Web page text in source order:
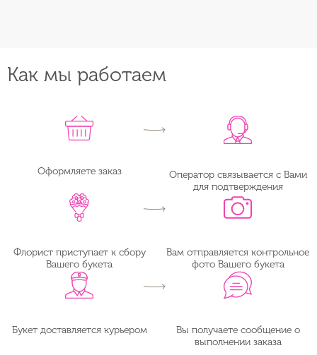
Как мы работаем
Оформляете заказ
Оператор связывается с Вами
для подтверждения
Флорист приступает к сбору
Вашего букета
Вам отправляется контрольное
фото Вашего букета
Букет доставляется курьером
Вы получаете сообщение о
выполнении заказа